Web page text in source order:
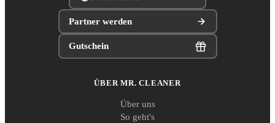
Partner werden
Gutschein
ÜBER MR. CLEANER
Über uns
So geht's